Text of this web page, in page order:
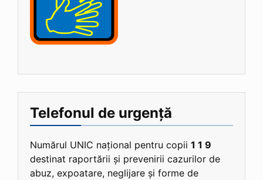
Telefonul de urgență
Numărul UNIC național pentru copii 1 1 9
destinat raportării și prevenirii cazurilor de
abuz, expoatare, neglijare și forme de